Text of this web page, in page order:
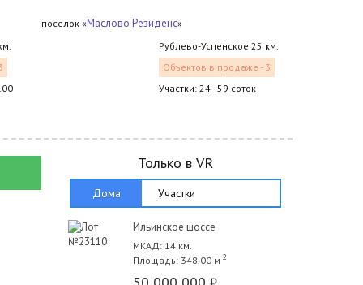
поселок «Маслово Резиденс»
Рублево-Успенское 25 км.
Объектов в продаже - 3
Участки: 24 - 59 соток
Только в VR
Дома Участки
Ильинское шоссе
МКАД: 14 км.
Площадь: 348.00 м 2